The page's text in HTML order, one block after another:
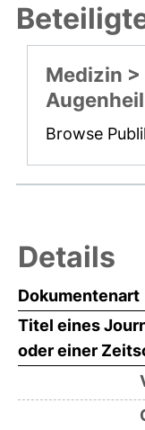
Medizin
Browse
Details
Dokumentenart
Titel eines
oder einer